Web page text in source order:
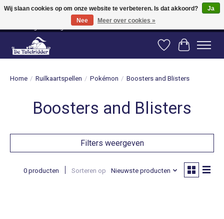
Vanaf 80 euro gratis verzending binnen Nederland! Vanaf 100 euro gratis
verzending naar België en Duitsland!
Verlanglijst
Home / Ruilkaartspellen / Pokémon / Boosters and Blisters
Boosters and Blisters
Filters weergeven
0 producten Sorteren op Nieuwste producten
Wij slaan cookies op om onze website te verbeteren. Is dat akkoord?
Ja
Nee
Meer over cookies »